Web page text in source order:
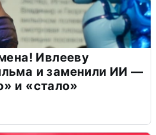
Ивлееву
и заменили ИИ —
и «стало»